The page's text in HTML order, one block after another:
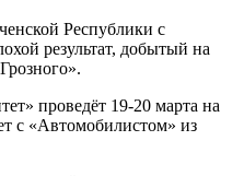
Республики с
результат, добытый на
проведёт 19-20 марта на
с «Автомобилистом» из